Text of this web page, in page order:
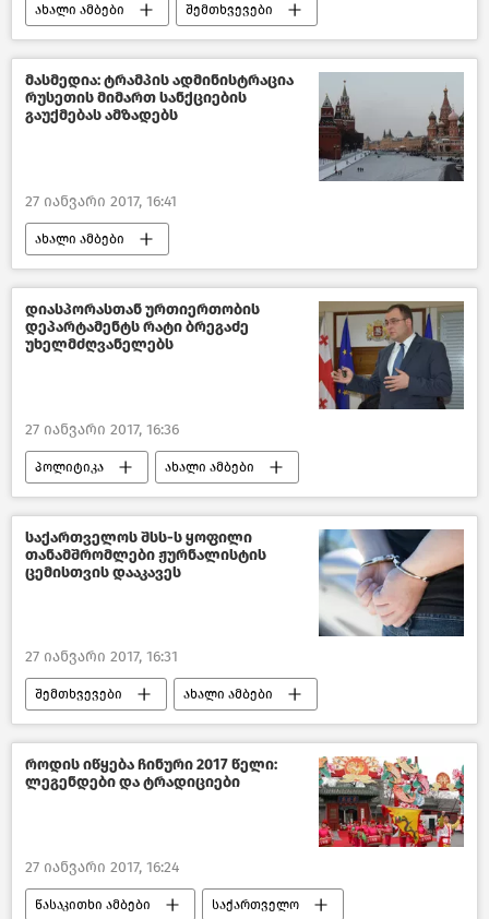
ახალი ამბები შემთხვევები
საქართველო
მასმედია: ტრამპის ადმინისტრაცია
რუსეთის მიმართ სანქციების
გაუქმებას ამზადებს
27 იანვარი 2017, 16:41
ახალი ამბები
მსოფლიოს ახალი ამბები
დიასპორასთან ურთიერთობის
დეპარტამენტს რატი ბრეგაძე
უხელმძღვანელებს
27 იანვარი 2017, 16:36
პოლიტიკა ახალი ამბები
ქართული დიასპორა–2018
საქართველო
საქართველოს შსს-ს ყოფილი
თანამშრომლები ჟურნალისტის
ცემისთვის დააკავეს
27 იანვარი 2017, 16:31
შემთხვევები ახალი ამბები
საქართველო
როდის იწყება ჩინური 2017 წელი:
ლეგენდები და ტრადიციები
27 იანვარი 2017, 16:24
წასაკითხი ამბები საქართველო